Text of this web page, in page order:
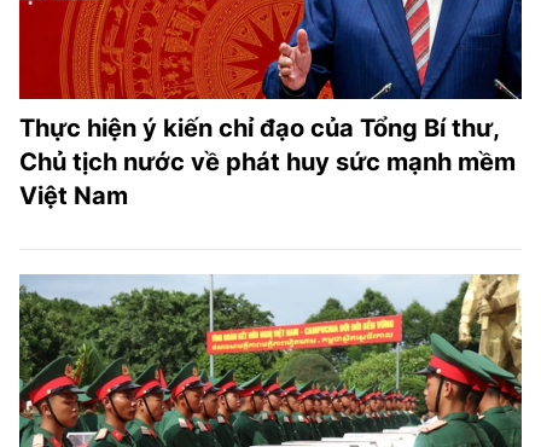
Thực hiện ý kiến chỉ đạo của Tổng Bí thư,
Chủ tịch nước về phát huy sức mạnh mềm
Việt Nam